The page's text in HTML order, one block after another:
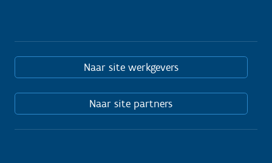
Naar site werkgevers
Naar site partners